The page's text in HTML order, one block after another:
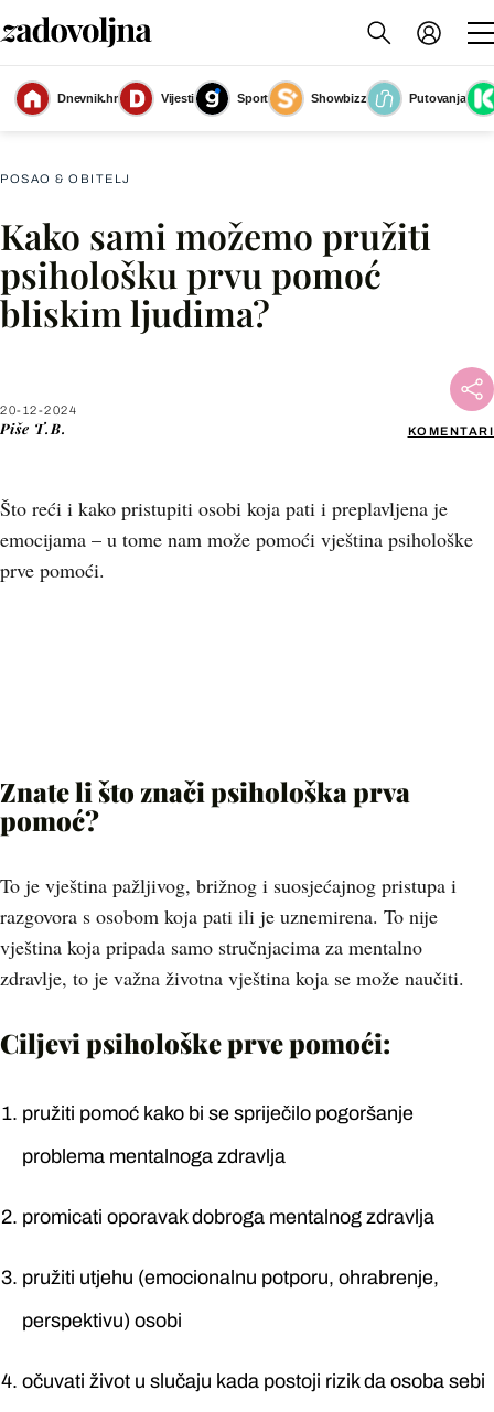
Dnevnik.hr Vijesti Sport Showbizz Putovanja
Pružanje emocionalne podrške najčešće znači biti uz osobu i slušati,
povremeno pružiti ohrabrenje i nadu za oporavak (Foto: Unsplash@
Anthony Tan)
POSAO & OBITELJ
Kako sami možemo pružiti
psihološku prvu pomoć
bliskim ljudima?
20-12-2024
Piše T.B. KOMENTARI
Što reći i kako pristupiti osobi koja pati i preplavljena je
emocijama – u tome nam može pomoći vještina psihološke
prve pomoći.
Facebook
X
Znate li što znači psihološka prva
pomoć?
To je vještina pažljivog, brižnog i suosjećajnog pristupa i
razgovora s osobom koja pati ili je uznemirena. To nije
vještina koja pripada samo stručnjacima za mentalno
zdravlje, to je važna životna vještina koja se može naučiti.
Ciljevi psihološke prve pomoći:
pružiti pomoć kako bi se spriječilo pogoršanje
problema mentalnoga zdravlja
promicati oporavak dobroga mentalnog zdravlja
pružiti utjehu (emocionalnu potporu, ohrabrenje,
perspektivu) osobi
očuvati život u slučaju kada postoji rizik da osoba sebi